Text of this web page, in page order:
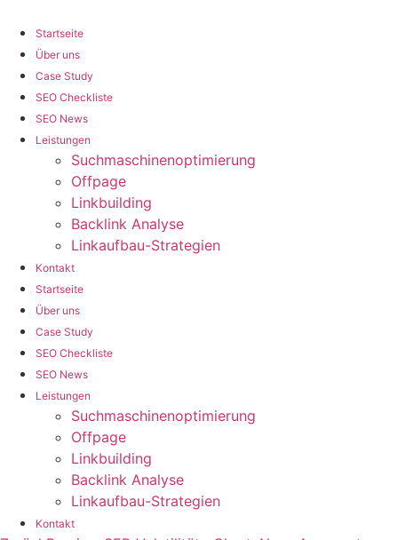
Inhalt
wechseln
Startseite
Über uns
Case Study
SEO Checkliste
SEO News
Leistungen
Suchmaschinenoptimierung
Offpage
Linkbuilding
Backlink Analyse
Linkaufbau-Strategien
Kontakt
Startseite
Über uns
Case Study
SEO Checkliste
SEO News
Leistungen
Suchmaschinenoptimierung
Offpage
Linkbuilding
Backlink Analyse
Linkaufbau-Strategien
Kontakt